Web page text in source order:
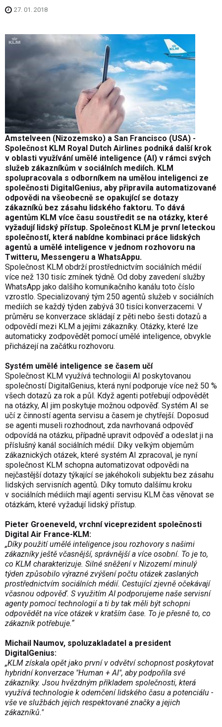
27. 01. 2018
Amstelveen (Nizozemsko) a San Francisco (USA) -
Společnost KLM Royal Dutch Airlines podniká další krok
v oblasti využívání umělé inteligence (AI) v rámci svých
služeb zákazníkům v sociálních mediích. KLM
spolupracovala s odborníkem na umělou inteligenci ze
společnosti DigitalGenius, aby připravila automatizované
odpovědi na všeobecně se opakující se dotazy
zákazníků bez zásahu lidského faktoru. To dává
agentům KLM více času soustředit se na otázky, které
vyžadují lidský přístup. Společnost KLM je první leteckou
společností, která nabídne kombinaci práce lidských
agentů a umělé inteligence v jednom rozhovoru na
Twitteru, Messengeru a WhatsAppu.
Společnost KLM obdrží prostřednictvím sociálních médií
více než 130 tisíc zmínek týdně. Od doby zavedení služby
WhatsApp jako dalšího komunikačního kanálu toto číslo
vzrostlo. Specializovaný tým 250 agentů služeb v sociálních
mediích se každý týden zabývá 30 tisíci konverzacemi. V
průměru se konverzace skládají z pěti nebo šesti dotazů a
odpovědí mezi KLM a jejími zákazníky. Otázky, které lze
automaticky zodpovědět pomocí umělé inteligence, obvykle
přicházejí na začátku rozhovoru.
Systém umělé inteligence se časem učí
Společnost KLM využívá technologii AI poskytovanou
společností DigitalGenius, která nyní podporuje více než 50 %
všech dotazů za rok a půl. Když agenti potřebují odpovědět
na otázky, AI jim poskytuje možnou odpověď. Systém AI se
učí z činností agenta servisu a časem je chytřejší. Doposud
se agenti museli rozhodnout, zda navrhovaná odpověď
odpovídá na otázku, případně upravit odpověď a odeslat ji na
příslušný kanál sociálních médií. Díky velkým objemům
zákaznických otázek, které systém AI zpracoval, je nyní
společnost KLM schopna automatizovat odpovědi na
nejčastější dotazy týkající se jakéhokoli subjektu bez zásahu
lidských servisních agentů. Díky tomuto dalšímu kroku
v sociálních médiích mají agenti servisu KLM čas věnovat se
otázkám, které vyžadují lidský přístup.
Pieter Groeneveld, vrchní viceprezident společnosti
Digital Air France-KLM:
„Díky použití umělé inteligence jsou rozhovory s našimi
zákazníky ještě včasnější, správnější a více osobní. To je to,
co KLM charakterizuje. Silné sněžení v Nizozemí minulý
týden způsobilo výrazné zvýšení počtu otázek zaslaných
prostřednictvím sociálních médií. Cestující zjevně očekávají
včasnou odpověď. S využitím AI podporujeme naše servisní
agenty pomocí technologií a ti by tak měli být schopni
odpovědět na více otázek v kratším čase. To je přesně to, co
zákazník potřebuje.“
Michail Naumov, spoluzakladatel a president
DigitalGenius:
„KLM získala opět jako první v odvětví schopnost poskytovat
hybridní konverzace "Human + AI", aby podpořila své
zákazníky. Jsou hvězdným příkladem společnosti, která
využívá technologie k odemčení lidského času a potenciálu -
vše ve službách jejich respektované značky a jejich
zákazníků."